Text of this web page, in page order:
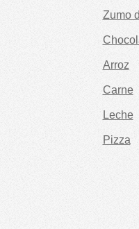
Zumo
Arroz
Carne
Leche
Pizza